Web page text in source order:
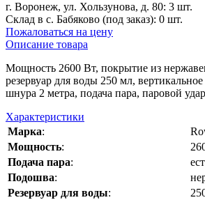
г. Воронеж, ул. Хользунова, д. 80: 3 шт.
Склад в с. Бабяково (под заказ): 0 шт.
Пожаловаться на цену
Описание товара
Мощность 2600 Вт, покрытие из
резервуар для воды 250 мл,
шнура 2 метра, подача пара, паровой удар
Характеристики
Марка:
Мощность:
Подача пара:
Подошва:
Резервуар для воды: